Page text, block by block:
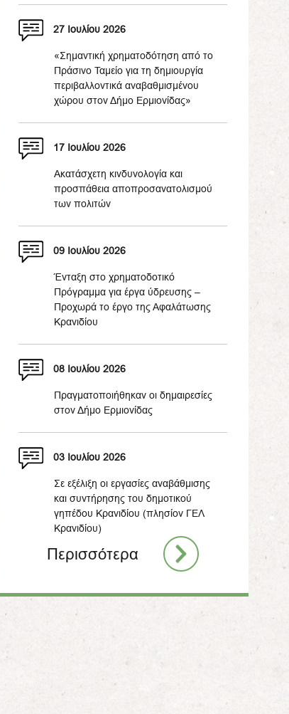
27 Ιουλίου 2026
«Σημαντική χρηματοδότηση από το
Πράσινο Ταμείο για τη δημιουργία
περιβαλλοντικά αναβαθμισμένου
χώρου στον Δήμο Ερμιονίδας»
17 Ιουλίου 2026
Ακατάσχετη κινδυνολογία και
προσπάθεια αποπροσανατολισμού
των πολιτών
09 Ιουλίου 2026
Ένταξη στο χρηματοδοτικό
Πρόγραμμα για έργα ύδρευσης –
Προχωρά το έργο της Αφαλάτωσης
Κρανιδίου
08 Ιουλίου 2026
Πραγματοποιήθηκαν οι δημαιρεσίες
στον Δήμο Ερμιονίδας
03 Ιουλίου 2026
Σε εξέλιξη οι εργασίες αναβάθμισης
και συντήρησης του δημοτικού
γηπέδου Κρανιδίου (πλησίον ΓΕΛ
Κρανιδίου)
Περισσότερα